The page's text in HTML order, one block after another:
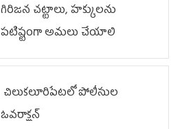
గిరిజన చట్టాలు, హక్కులను
పటిష్టంగా అమలు చేయాలి
చిలుక‌లూరిపేట‌లో పోలీసుల
ఓవ‌రాక్ష‌న్‌